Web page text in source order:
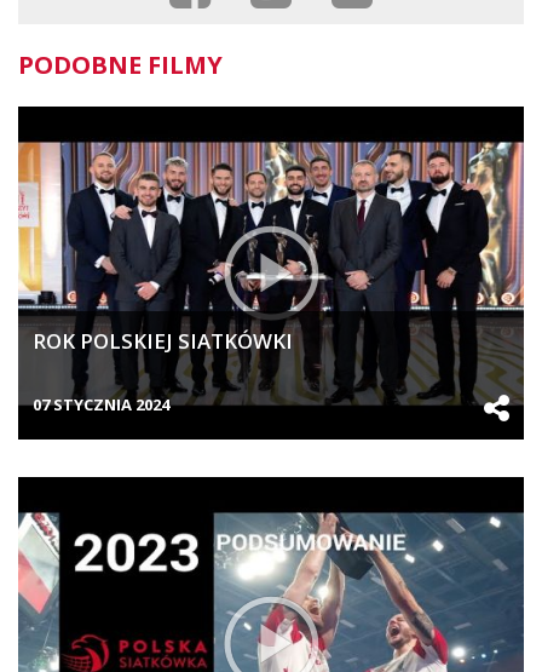
PODOBNE FILMY
ROK POLSKIEJ SIATKÓWKI
07 STYCZNIA 2024